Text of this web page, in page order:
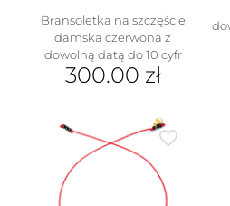
Bransoletka na szczęście
damska czerwona z
dowolną datą do 10 cyfr
300.00 zł